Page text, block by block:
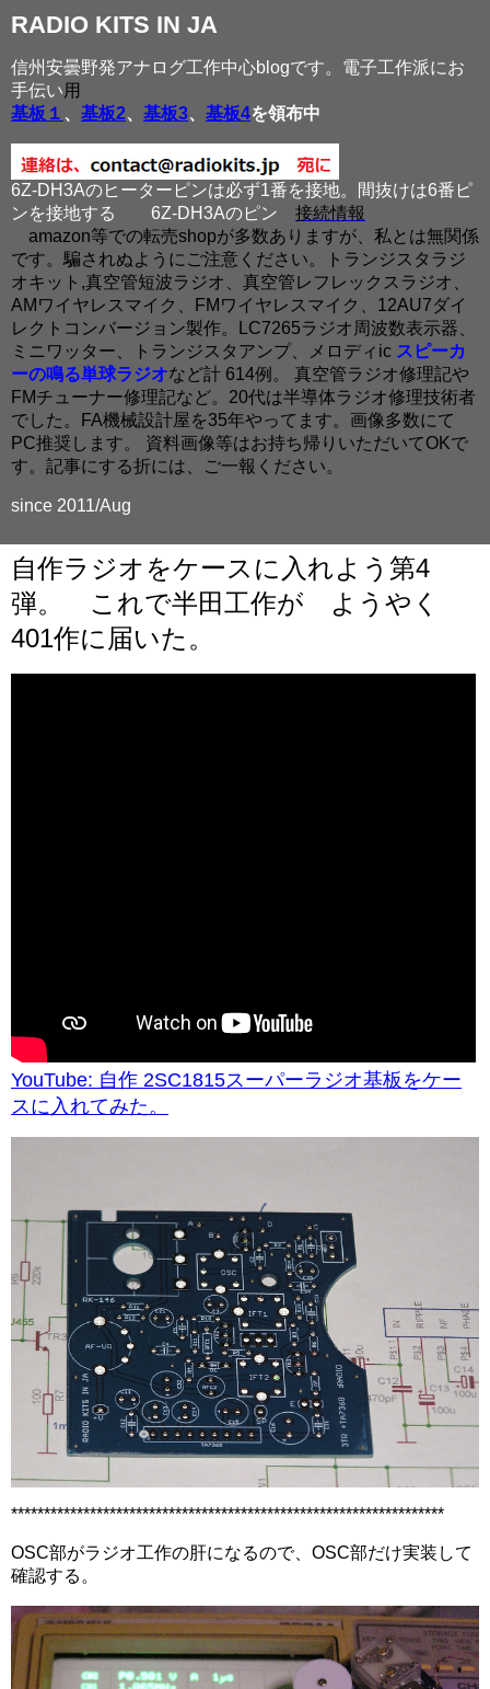
RADIO KITS IN JA
信州安曇野発アナログ工作中心blogです。電子工作派にお
手伝い用
基板１ 、 基板2、 基板3、 基板4を領布中
6Z-DH3Aのヒーターピンは必ず1番を接地。間抜けは6番ピ
ンを接地する
6Z-DH3Aのピン 接続情報
amazon等での転売shopが多数ありますが、私とは無関係
です。騙されぬようにご注意ください。トランジスタラジ
オキット,真空管短波ラジオ、真空管レフレックスラジオ、
AMワイヤレスマイク、FMワイヤレスマイク、12AU7ダイ
レクトコンバージョン製作。LC7265ラジオ周波数表示器、
ミニワッター、トランジスタアンプ、メロディic スピーカ
ーの鳴る単球ラジオなど計 614例。 真空管ラジオ修理記や
FMチューナー修理記など。20代は半導体ラジオ修理技術者
でした。FA機械設計屋を35年やってます。画像多数にて
PC推奨します。 資料画像等はお持ち帰りいただいてOKで
す。記事にする折には、ご一報ください。
since 2011/Aug
自作ラジオをケースに入れよう第4
弾。 これで半田工作が ようやく
401作に届いた。
YouTube: 自作 2SC1815スーパーラジオ基板をケー
スに入れてみた。
******************************************************************
OSC部がラジオ工作の肝になるので、OSC部だけ実装して
確認する。